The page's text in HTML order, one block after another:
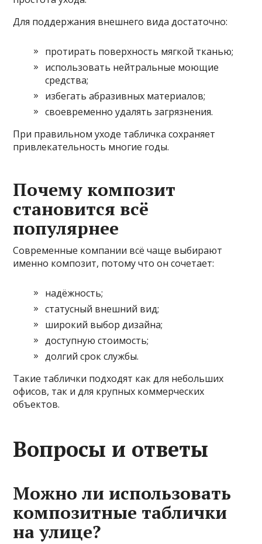
Для поддержания внешнего вида достаточно:
протирать поверхность мягкой тканью;
использовать нейтральные моющие
средства;
избегать абразивных материалов;
своевременно удалять загрязнения.
При правильном уходе табличка сохраняет
привлекательность многие годы.
Почему композит
становится всё
популярнее
Современные компании всё чаще выбирают
именно композит, потому что он сочетает:
надёжность;
статусный внешний вид;
широкий выбор дизайна;
доступную стоимость;
долгий срок службы.
Такие таблички подходят как для небольших
офисов, так и для крупных коммерческих
объектов.
Вопросы и ответы
Можно ли использовать
композитные таблички
на улице?